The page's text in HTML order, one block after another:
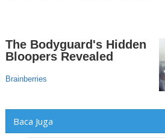
Baca Juga